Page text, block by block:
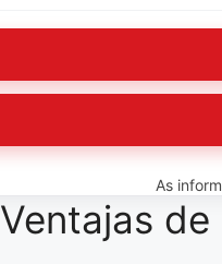
As
Ventajas